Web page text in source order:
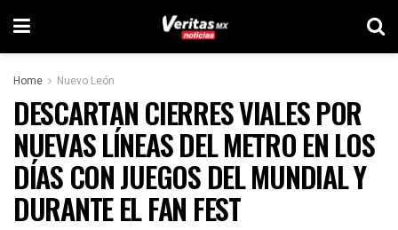
Home Nuevo León
DESCARTAN CIERRES VIALES POR
NUEVAS LÍNEAS DEL METRO EN LOS
DÍAS CON JUEGOS DEL MUNDIAL Y
DURANTE EL FAN FEST